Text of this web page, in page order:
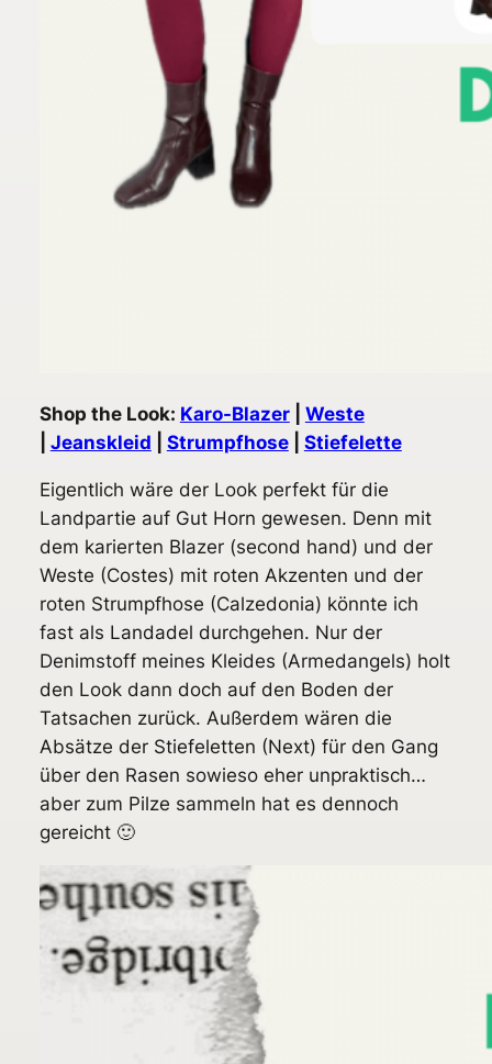
Shop the Look: Karo-Blazer| Weste
Jeanskleid Strumpfhose| Stiefelette
Eigentlich wäre der Look perfekt für die
Landpartie auf Gut Horn gewesen. Denn mit
dem karierten Blazer (second hand) und der
Weste (Costes) mit roten Akzenten und der
roten Strumpfhose (Calzedonia) könnte ich
fast als Landadel durchgehen. Nur der
Denimstoff meines Kleides (Armedangels) holt
den Look dann doch auf den Boden der
Tatsachen zurück. Außerdem wären die
Absätze der Stiefeletten (Next) für den Gang
über den Rasen sowieso eher unpraktisch…
aber zum Pilze sammeln hat es dennoch
gereicht 🙂